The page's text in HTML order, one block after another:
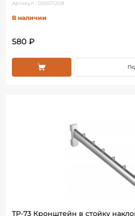
Артикул : 00007208
В наличии
580 ₽
ТР-73 Кронштейн в стойку